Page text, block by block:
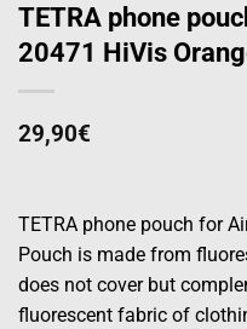
TETRA phone
20471 HiVis
29,90€
TETRA phone pouch for
Pouch is made from
does not cover but
fluorescent fabric of